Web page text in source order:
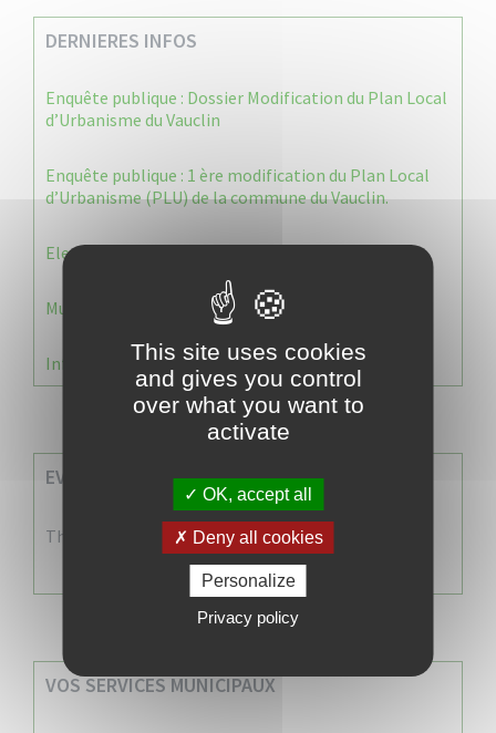
DERNIERES INFOS
Enquête publique : Dossier Modification du Plan Local
d’Urbanisme du Vauclin
Enquête publique : 1 ère modification du Plan Local
d’Urbanisme (PLU) de la commune du Vauclin.
Election 2026 : Commission de contrôle
Municipale 2026 : Transfert du Bureau de Vote n°2
Information Élections – Carte Électorale
EVENEMENTS A VENIR
There are no events
VOS SERVICES MUNICIPAUX
This site uses cookies
and gives you control
over what you want to
activate
OK, accept all
Deny all cookies
Personalize
Privacy policy